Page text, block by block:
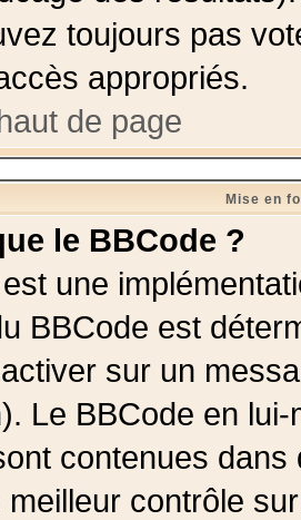
toujours pas
appropriés.
de page
Mise en
le BBCode ?
une
BBCode est
sur un
Le BBCode en
contenues
meilleur contrôle